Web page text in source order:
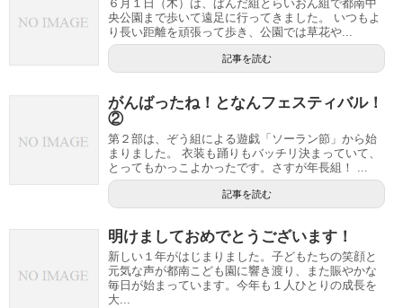
６月１日（木）は、ぱんだ組とらいおん組で都南中
央公園まで歩いて遠足に行ってきました。 いつもよ
り長い距離を頑張って歩き、公園では草花や...
記事を読む
がんばったね！となんフェスティバル！
②
第２部は、ぞう組による遊戯「ソーラン節」から始
まりました。 衣装も踊りもバッチリ決まっていて、
とってもかっこよかったです。さすが年長組！ ...
記事を読む
明けましておめでとうございます！
新しい１年がはじまりました。子どもたちの笑顔と
元気な声が都南こども園に響き渡り、また賑やかな
毎日が始まっています。今年も１人ひとりの成長を
大...